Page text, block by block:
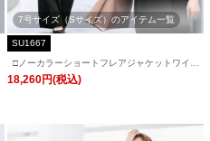
7号サイズ（Sサイズ）のアイテム一覧
SU1667
□ノーカラーショートフレアジャケットワイド
パンツスーツ「SU1667」/ フォーマルセレモ
18,260円(税込)